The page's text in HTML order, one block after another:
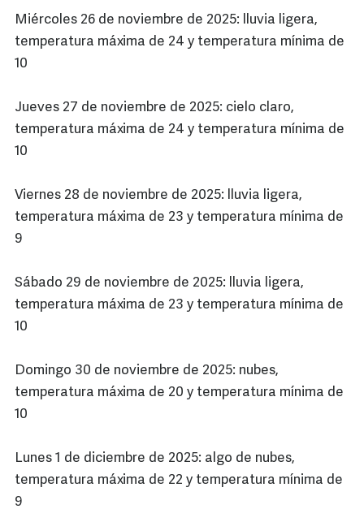
Miércoles 26 de noviembre de 2025: lluvia ligera,
temperatura máxima de 24 y temperatura mínima de
10
Jueves 27 de noviembre de 2025: cielo claro,
temperatura máxima de 24 y temperatura mínima de
10
Viernes 28 de noviembre de 2025: lluvia ligera,
temperatura máxima de 23 y temperatura mínima de
9
Sábado 29 de noviembre de 2025: lluvia ligera,
temperatura máxima de 23 y temperatura mínima de
10
Domingo 30 de noviembre de 2025: nubes,
temperatura máxima de 20 y temperatura mínima de
10
Lunes 1 de diciembre de 2025: algo de nubes,
temperatura máxima de 22 y temperatura mínima de
9